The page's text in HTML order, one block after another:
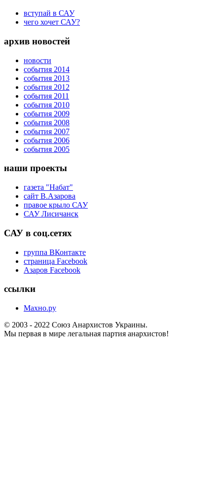
вступай в САУ
чего хочет САУ?
архив новостей
новости
события 2014
события 2013
события 2012
события 2011
события 2010
события 2009
события 2008
события 2007
события 2006
события 2005
наши проекты
газета "Набат"
сайт В.Азарова
правое крыло САУ
САУ Лисичанск
САУ в соц.сетях
группа ВКонтакте
страница Facebook
Азаров Facebook
ссылки
Махно.ру
© 2003 - 2022 Союз Анархистов Украины.
Мы первая в мире легальная партия анархистов!